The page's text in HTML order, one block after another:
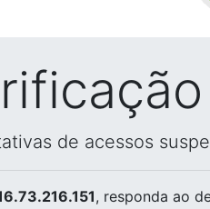
de acessos
, responda ao